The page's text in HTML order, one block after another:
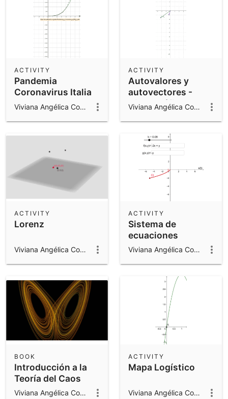
Pandemia
Coronavirus Italia
2020
ACTIVITY
Viviana Angélica Costa
Autovalores y
autovectores -
Vista Gráfica
ACTIVITY
Viviana Angélica Costa
Lorenz
ACTIVITY
Viviana Angélica Costa
Sistema de
ecuaciones
diferenciales de
primer orden
ACTIVITY
Viviana Angélica Costa
Introducción a la
Teoría del Caos
BOOK
Viviana Angélica Costa
Mapa Logístico
ACTIVITY
Viviana Angélica Costa